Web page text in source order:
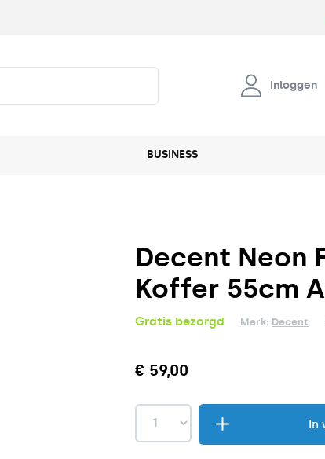
Inloggen
BUSINESS
Decent Neon
Koffer 55cm
Gratis bezorgd Merk: Decent
€ 59,00
In